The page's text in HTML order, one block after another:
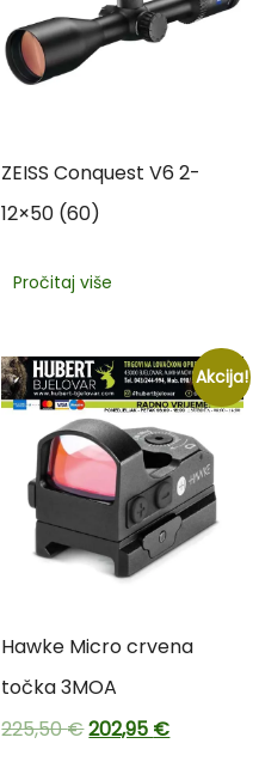
ZEISS Conquest V6 2-
12×50 (60)
Pročitaj više
Akcija!
Hawke Micro crvena
točka 3MOA
225,50€202,95 €